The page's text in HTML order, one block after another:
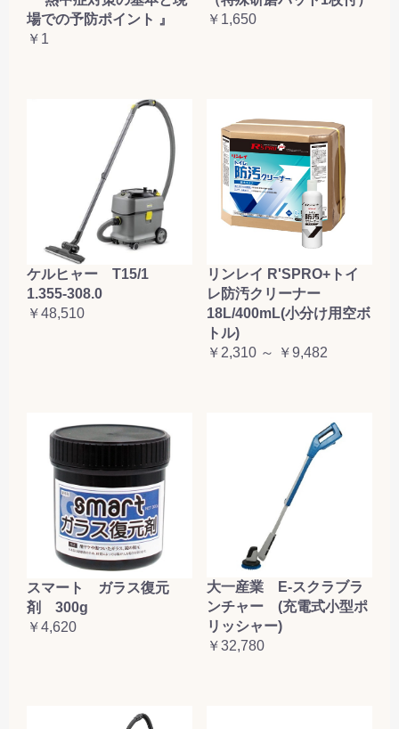
場での予防ポイント 』
￥1
￥1,650
ケルヒャー T15/1
1.355-308.0
￥48,510
リンレイ R'SPRO+トイ
レ防汚クリーナー
18L/400mL(小分け用空ボ
トル)
￥2,310 ～ ￥9,482
スマート ガラス復元
剤 300g
￥4,620
大一産業 E-スクラブラ
ンチャー (充電式小型ポ
リッシャー)
￥32,780